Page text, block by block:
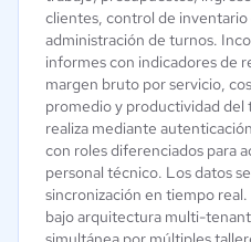
clientes, control de
administración de turnos.
informes con indicadores de
margen bruto por servicio,
promedio y productividad del
realiza mediante
con roles diferenciados para
personal técnico. Los datos
sincronización en tiempo
bajo arquitectura multi-